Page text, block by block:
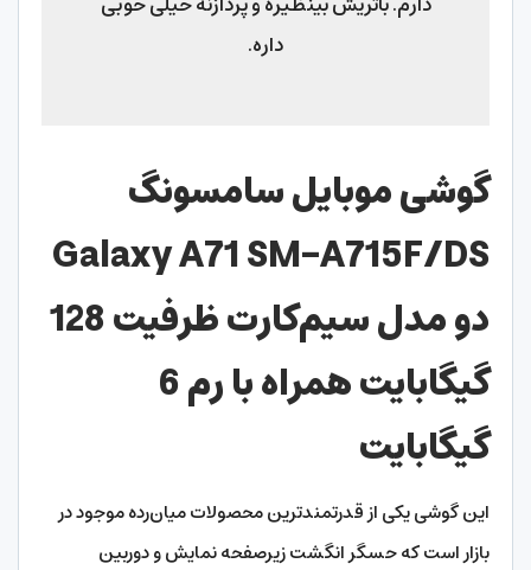
داره.
گوشی موبایل سامسونگ
Galaxy A71 SM-A715F/DS
دو مدل سیم‌کارت ظرفیت 128
گیگابایت همراه با رم 6
گیگابایت
این گوشی یکی از قدرتمندترین محصولات میان‌رده موجود در
بازار است که حسگر انگشت زیرصفحه نمایش و دوربین